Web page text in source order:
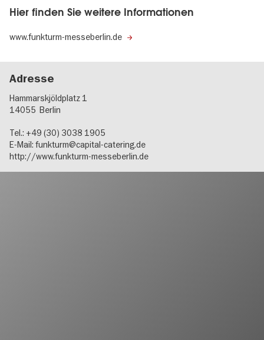
Hier finden Sie weitere Informationen
www.funkturm-messeberlin.de
Adresse
Hammarskjöldplatz 1
14055 Berlin
Tel.: +49 (30) 3038 1905
E-Mail: funkturm@capital-catering.de
http://www.funkturm-messeberlin.de